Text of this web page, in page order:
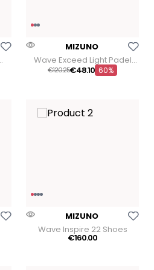
Aggiungi Alla Lista Dei Desideri MIZUNO Aggiungi Alla Lista
Wave Exceed Light Padel
women's padel shoe
€12025€48.10 60%
Aggiungi Alla Lista Dei Desideri MIZUNO Aggiungi Alla Lista
Wave Inspire 22 Shoes
€160.00